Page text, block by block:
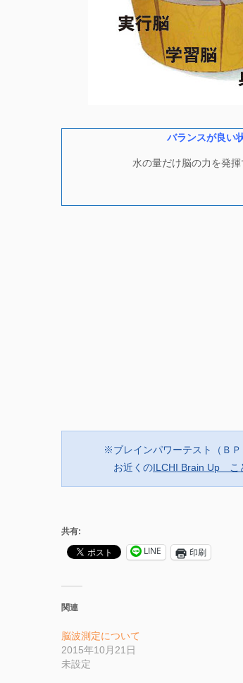
バランスが良い
水の量だけ脳の力を発揮
※ブレインパワーテスト（ＢＰ
お近くのILCHI Brain Up こ
共有:
LINE 印刷
関連
脳波測定について
2015年10月21日
未設定